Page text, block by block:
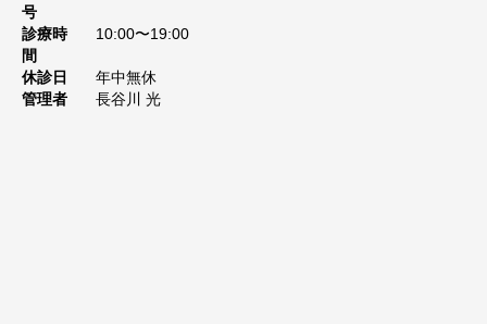
号
診療時
間
10:00〜19:00
休診日
年中無休
管理者
長谷川 光